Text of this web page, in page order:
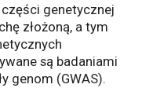
genetycznej
złożoną, a tym
są badaniami
genom (GWAS).